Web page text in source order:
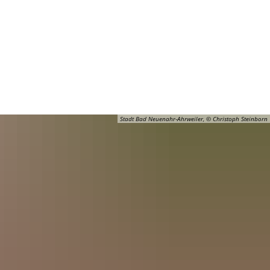
Stadt Bad Neuenahr-Ahrweiler, © Christoph Steinborn